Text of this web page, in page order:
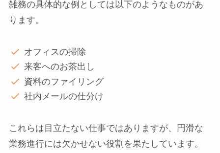
雑務の具体的な例としては以下のようなものがあ
ります。
オフィスの掃除
来客へのお茶出し
資料のファイリング
社内メールの仕分け
これらは目立たない仕事ではありますが、円滑な
業務進行には欠かせない役割を果たしています。